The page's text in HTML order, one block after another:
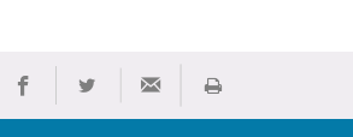
Share on Facebook
Share on TwitterShare via EmailImprimir